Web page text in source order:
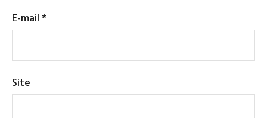
E-mail*
Site